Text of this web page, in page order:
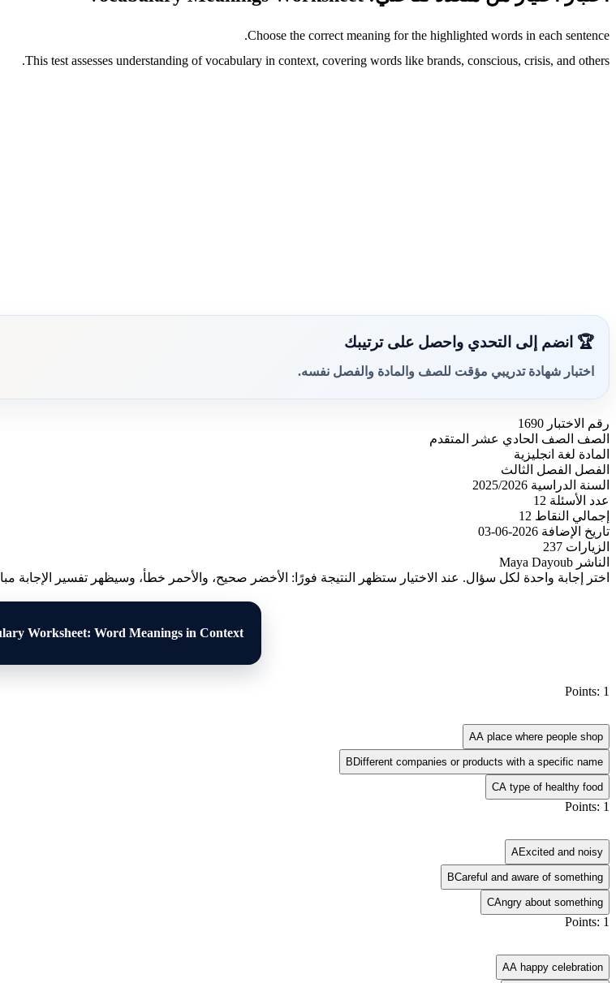
Choose the correct meaning for the highlighted words in each sentence.
This test assesses understanding of vocabulary in context, covering words like brands, conscious, crisis, and others.
🏆 انضم إلى التحدي واحصل على ترتيبك
اختبار شهادة تدريبي مؤقت للصف والمادة والفصل نفسه.
رقم الاختبار 1690
الصف الصف الحادي عشر المتقدم
المادة لغة انجليزية
الفصل الفصل الثالث
السنة الدراسية 2025/2026
عدد الأسئلة 12
إجمالي النقاط 12
تاريخ الإضافة 2026-06-03
الزيارات 237
الناشر Maya Dayoub
اختر إجابة واحدة لكل سؤال. عند الاختيار ستظهر النتيجة فورًا: الأخضر صحيح، والأحمر خطأ، وسيظهر تفسير الإجابة
Worksheet: Word Meanings in Context
Points: 1
AA place where people shop
B Different companies or products with a specific name
CA type of healthy food
Points: 1
AExcited and noisy
BCareful and aware of something
CAngry about something
Points: 1
AA happy celebration